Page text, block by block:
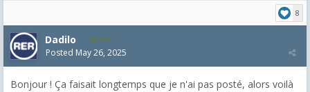
8
Dadilo 101
Posted May 26, 2025
Bonjour ! Ça faisait longtemps que je n'ai pas posté, alors voilà